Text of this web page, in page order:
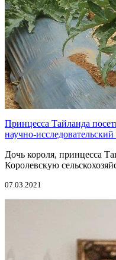
Принцесса Тайланда
научно-
Дочь короля, принцесса
Королевскую
07.03.2021